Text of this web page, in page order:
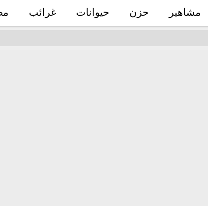
مشاهير حزن حيوانات غرائب